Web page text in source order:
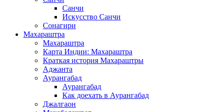
Санчи
Искусство Санчи
Сонагири
Махараштра
Махараштра
Карта Индии: Махараштра
Краткая история Махараштры
Аджанта
Аурангабад
Аурангабад
Как доехать в Аурангабад
Джалгаон